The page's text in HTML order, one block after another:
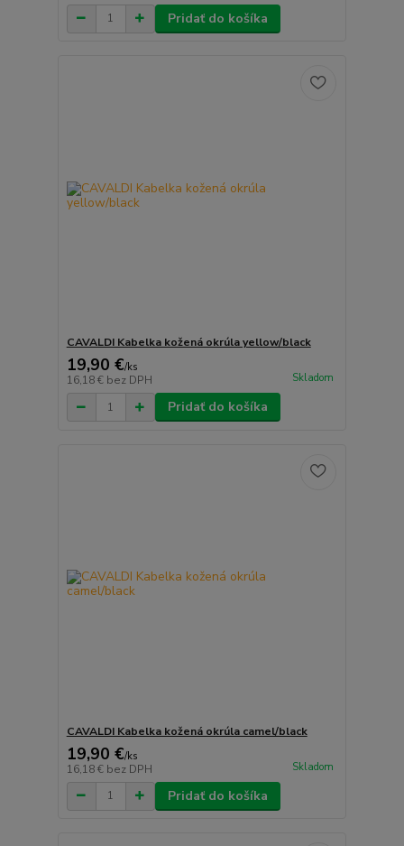
Pridať do košíka
CAVALDI Kabelka kožená okrúla yellow/black
19,90 €/ks
16,18 € bez DPH Skladom
Pridať do košíka
CAVALDI Kabelka kožená okrúla camel/black
19,90 €/ks
16,18 € bez DPH Skladom
Pridať do košíka